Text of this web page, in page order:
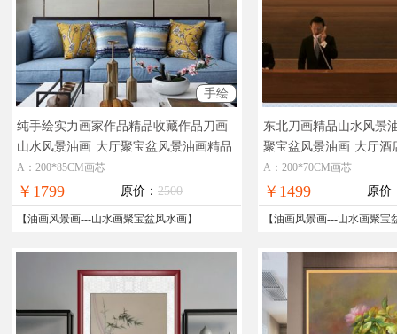
手绘
纯手绘实力画家作品精品收藏作品刀画
山水风景油画 大厅聚宝盆风景油画精品
山水画
A：200*85CM画芯
￥1799 原价： 2500
【油画风景画---山水画聚宝盆风水画】
东北刀画精品山水风景
聚宝盆风景油画 大厅酒
油画
A：200*70CM画芯
￥1499 原价
【油画风景画---山水画聚宝